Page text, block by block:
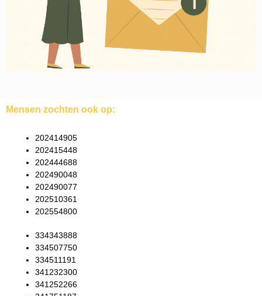
Mensen zochten ook op:
202414905
202415448
202444688
202490048
202490077
202510361
202554800
334343888
334507750
334511191
341232300
341252266